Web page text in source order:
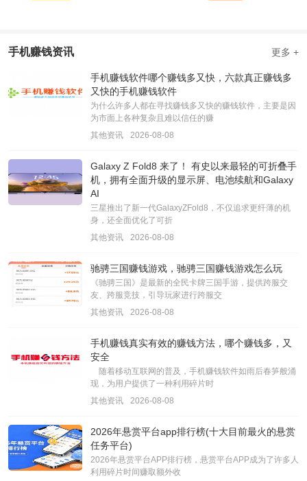
手机赚钱资讯 更多 +
手机赚钱软件哪个赚钱多又快，六款真正赚钱多
又快的手机赚钱软件
为什么许多人都在寻找赚钱多又快的赚钱软件，主要是因
为市面上各种复杂且难以信任的赚
其他资讯
2026-08-08
Galaxy Z Fold8 来了！ 有史以来最轻的可折叠手
机，拥有全面升级的显示屏、电池续航和Galaxy
AI
三星推出了新一代GalaxyZFold8，不仅追求更纤薄的机
身，还全面优化了可折
其他资讯
2026-08-08
驰骋三国赚钱游戏，驰骋三国赚钱游戏怎么玩
《驰骋三国》是最新的全民卡牌三国手游，提供跨服交
友、跨服竞技，引导玩家进行跨服交
其他资讯
2026-08-08
手机赚钱真实有效的赚钱方法，哪个赚钱多，又
安全
随着移动互联网的普及，手机赚钱软件如雨后春笋般涌
现，为用户提供了一种利用碎片时
其他资讯
2026-08-08
2026年悬赏平台app排行榜(十大目前最火的悬赏
任务平台)
2026年悬赏平台APP排行榜，悬赏平台APP成为了许多人
利用碎片时间赚取额外收